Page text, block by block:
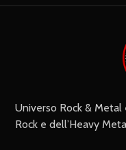
Universo Rock &
Rock e dell’Heavy